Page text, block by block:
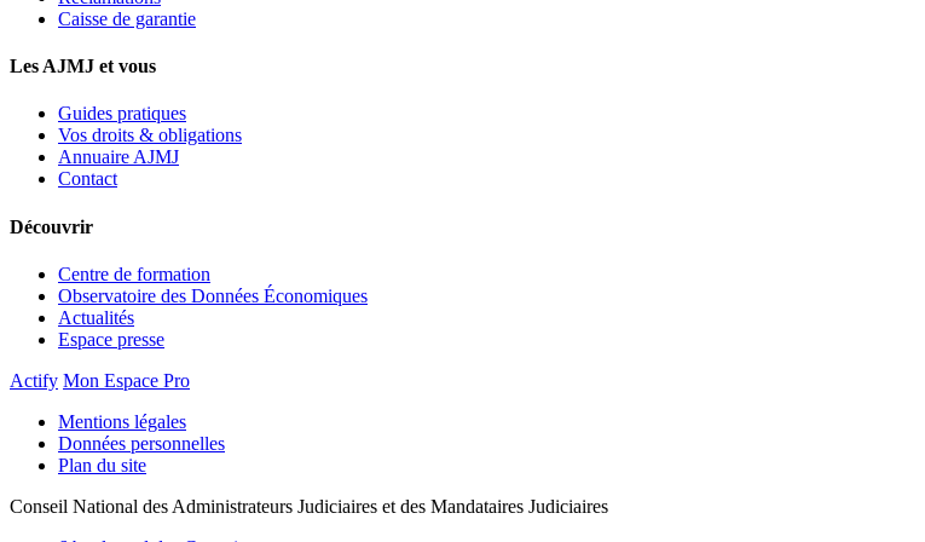
Caisse de garantie
Les AJMJ et vous
Guides pratiques
Vos droits & obligations
Annuaire AJMJ
Contact
Découvrir
Centre de formation
Observatoire des Données Économiques
Actualités
Espace presse
Actify Mon Espace Pro
Mentions légales
Données personnelles
Plan du site
Conseil National des Administrateurs Judiciaires et des Mandataires Judiciaires